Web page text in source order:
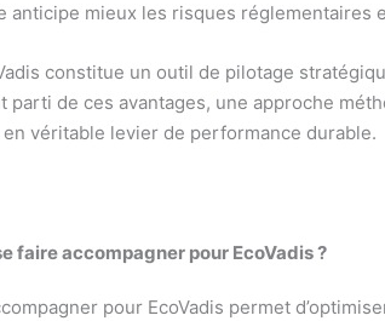
anticipe mieux les risques
constitue un outil de pilotage
parti de ces avantages, une approche
véritable levier de performance durable.
faire accompagner pour EcoVadis ?
pour EcoVadis permet